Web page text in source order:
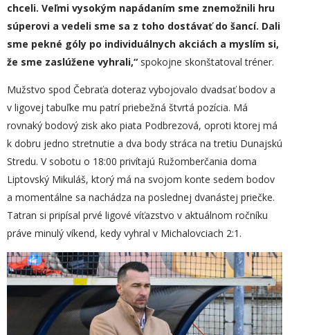
chceli. Veľmi vysokým napádaním sme znemožnili hru
súperovi a vedeli sme sa z toho dostávať do šancí. Dali
sme pekné góly po individuálnych akciách a myslím si,
že sme zaslúžene vyhrali,“ spokojne skonštatoval tréner.
Mužstvo spod Čebraťa doteraz vybojovalo dvadsať bodov a
v ligovej tabuľke mu patrí priebežná štvrtá pozícia. Má
rovnaký bodový zisk ako piata Podbrezová, oproti ktorej má
k dobru jedno stretnutie a dva body stráca na tretiu Dunajskú
Stredu. V sobotu o 18:00 privítajú Ružomberčania doma
Liptovský Mikuláš, ktorý má na svojom konte sedem bodov
a momentálne sa nachádza na poslednej dvanástej priečke.
Tatran si pripísal prvé ligové víťazstvo v aktuálnom ročníku
práve minulý víkend, kedy vyhral v Michalovciach 2:1.